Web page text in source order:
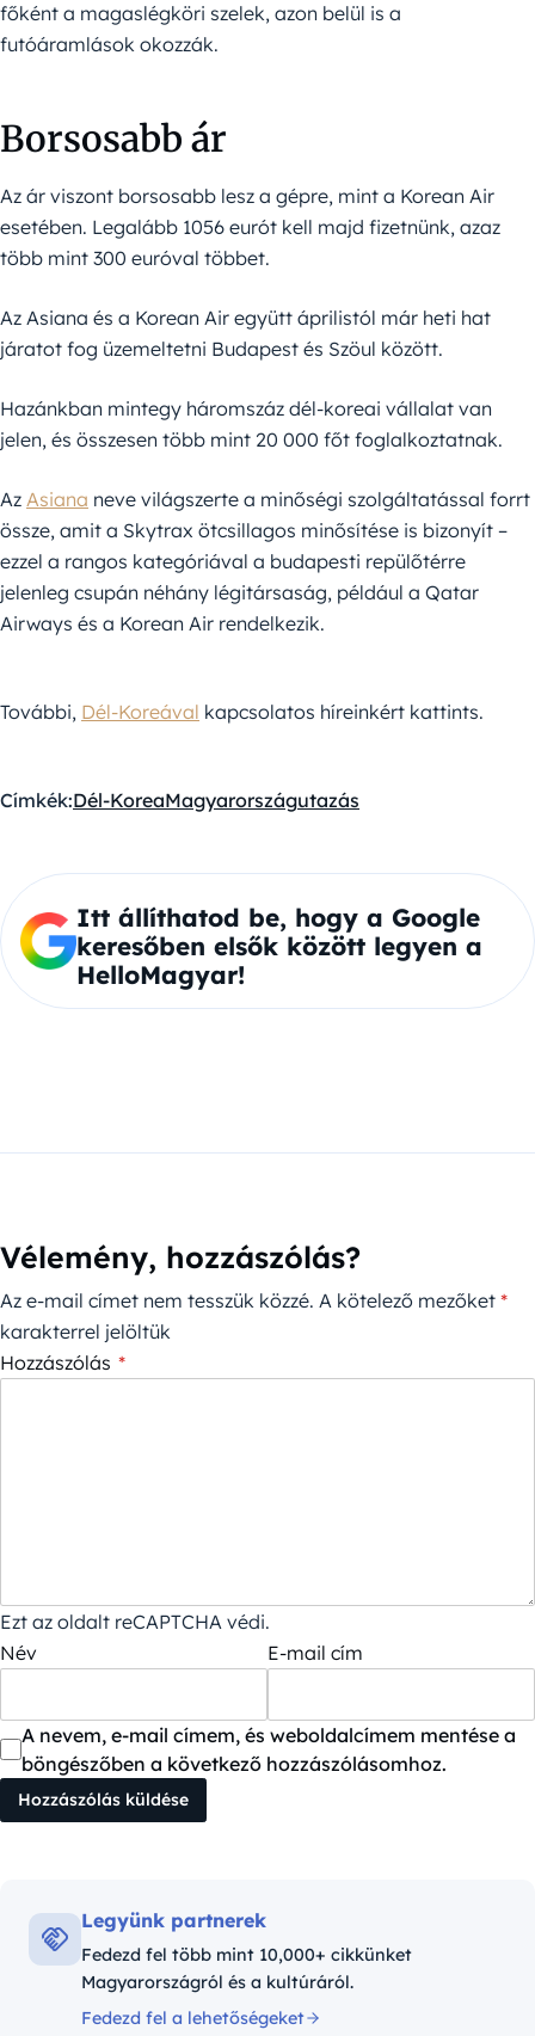
főként a magaslégköri szelek, azon belül is a
futóáramlások okozzák.
Borsosabb ár
Az ár viszont borsosabb lesz a gépre, mint a Korean Air
esetében. Legalább 1056 eurót kell majd fizetnünk, azaz
több mint 300 euróval többet.
Az Asiana és a Korean Air együtt áprilistól már heti hat
járatot fog üzemeltetni Budapest és Szöul között.
Hazánkban mintegy háromszáz dél-koreai vállalat van
jelen, és összesen több mint 20 000 főt foglalkoztatnak.
Az Asiana neve világszerte a minőségi szolgáltatással forrt
össze, amit a Skytrax ötcsillagos minősítése is bizonyít –
ezzel a rangos kategóriával a budapesti repülőtérre
jelenleg csupán néhány légitársaság, például a Qatar
Airways és a Korean Air rendelkezik.
További, Dél-Koreával kapcsolatos híreinkért kattints.
Címkék:Dél-KoreaMagyarországutazás
Itt állíthatod be, hogy a Google
keresőben elsők között legyen a
HelloMagyar!
Vélemény, hozzászólás?
Az e-mail címet nem tesszük közzé. A kötelező mezőket *
karakterrel jelöltük
Hozzászólás *
Ezt az oldalt reCAPTCHA védi.
Név
E-mail cím
A nevem, e-mail címem, és weboldalcímem mentése a
böngészőben a következő hozzászólásomhoz.
Legyünk partnerek
Fedezd fel több mint 10,000+ cikkünket
Magyarországról és a kultúráról.
Fedezd fel a lehetőségeket